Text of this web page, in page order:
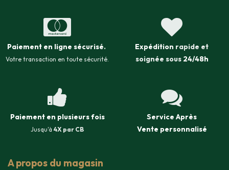
Paiement en ligne sécurisé.
Votre transaction en toute sécurité.
Expédition rapide et
soignée sous 24/48h
Paiement en plusieurs fois
Jusqu'à 4X par CB
Service Après
Vente personnalisé
A propos du magasin